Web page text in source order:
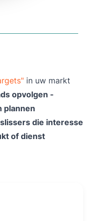
in uw markt
opvolgen -
plannen
die interesse
of dienst